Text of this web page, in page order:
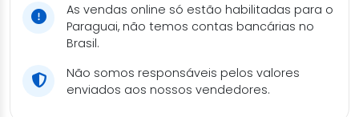
As vendas online só estão habilitadas para o
Paraguai, não temos contas bancárias no
Brasil.
Não somos responsáveis pelos valores
enviados aos nossos vendedores.